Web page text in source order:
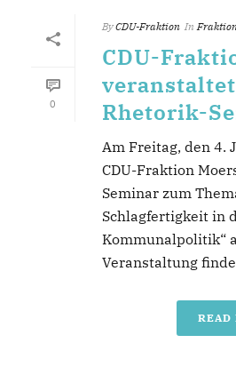
0
By CDU-Fraktion In
CDU-
Rhetorik-
Am Freitag, den 4.
CDU-Fraktion
Seminar zum
Schlagfertigkeit in
Kommunalpolitik“
Veranstaltung
READ